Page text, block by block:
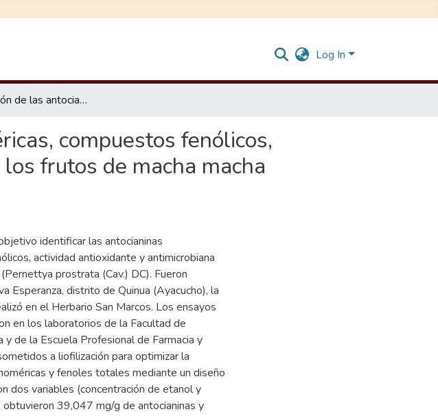
Log In
Identificación de las antocianinas monoméricas, compuestos fenólicos, actividad antioxidante y antimicrobiana en los frutos de macha macha (Pernettya prostrata (Cav.) DC)
compuestos fenólicos,
frutos de macha macha
identificar las antocianinas
actividad antioxidante y antimicrobiana
prostrata (Cav.) DC). Fueron
Esperanza, distrito de Quinua (Ayacucho), la
en el Herbario San Marcos. Los ensayos
en los laboratorios de la Facultad de
y de la Escuela Profesional de Farmacia y
a liofilización para optimizar la
y fenoles totales mediante un diseño
dos variables (concentración de etanol y
39,047 mg/g de antocianinas y